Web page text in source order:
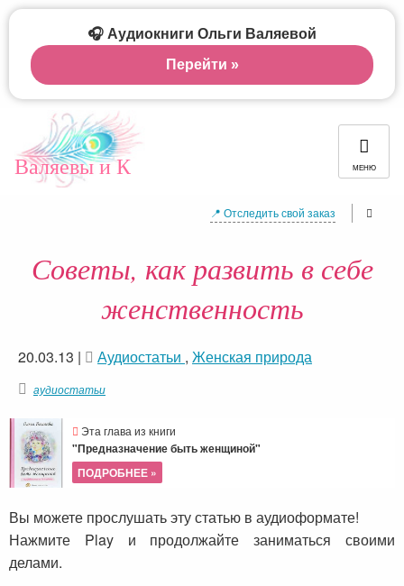
Валяевы и К МЕНЮ
📍 Отследить свой заказ
Советы, как развить в себе
женственность
20.03.13 | Аудиостатьи , Женская природа
аудиостатьи
Эта глава из книги
"Предназначение быть женщиной"
ПОДРОБНЕЕ »
Вы можете прослушать эту статью в аудиоформате!
Нажмите Play и продолжайте заниматься своими
делами.
🎧 Аудиокниги Ольги Валяевой
Перейти »